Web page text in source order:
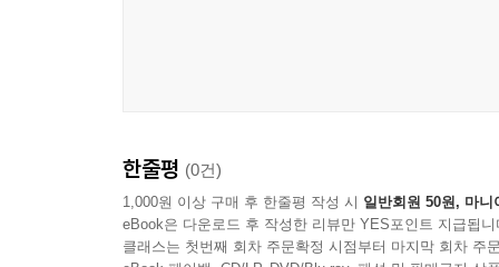
거리에서 바이올린 버스킹으로 감동을 준 알폰수
고민은 흩어지고, 경쾌한 정취가 날아든다. 내가
사람들은 그저 제각각의 슬픔과 기쁨을 안고 산
풍경들이다. 책을 읽는 중간중간 등장하는 사진들
한줄평 (0건)
1,000원 이상 구매 후 한줄평 작성 시 일반회원 50원, 마니
eBook은 다운로드 후 작성한 리뷰만 YES포인트 지급됩니
클래스는 첫번째 회차 주문확정 시점부터 마지막 회차 주